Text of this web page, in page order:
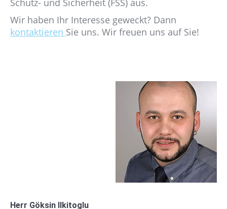
Schutz- und Sicherheit (FSS) aus.
Wir haben Ihr Interesse geweckt? Dann
kontaktieren Sie uns. Wir freuen uns auf Sie!
Herr Göksin Ilkitoglu